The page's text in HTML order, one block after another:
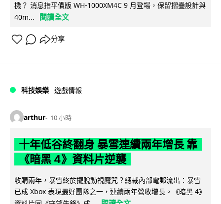
機？ 消息指平價版 WH-1000XM4C 9 月登場，保留摺疊設計與
40m...
閱讀全文
分享
科技娛樂 遊戲情報
arthur 10 小時
十年低谷終翻身 暴雪連續兩年增長 靠
《暗黑 4》資料片逆襲
收購兩年，暴雪終於擺脫動視魔咒？總裁內部電郵流出：暴雪
已成 Xbox 表現最好團隊之一，連續兩年營收增長。《暗黑 4》